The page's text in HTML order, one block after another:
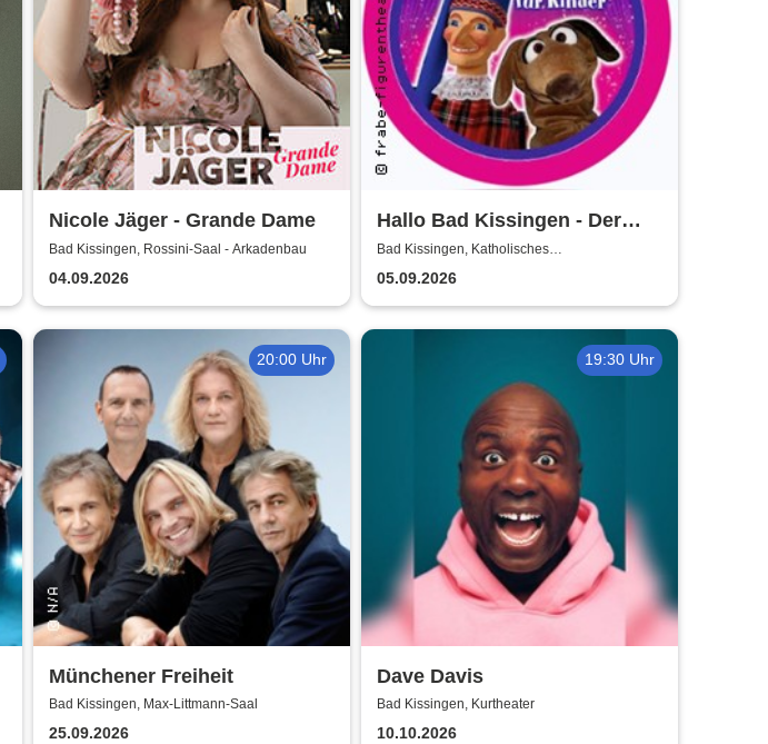
Nicole Jäger - Grande Dame
Bad Kissingen, Rossini-Saal - Arkadenbau
04.09.2026
Hallo Bad Kissingen - Der
Kasper und seine Freunde
kommen zu euch!
Bad Kissingen, Katholisches
05.09.2026
20:00 Uhr
Münchener Freiheit
Bad Kissingen, Max-Littmann-Saal
25.09.2026
19:30 Uhr
Dave Davis
Bad Kissingen, Kurtheater
10.10.2026